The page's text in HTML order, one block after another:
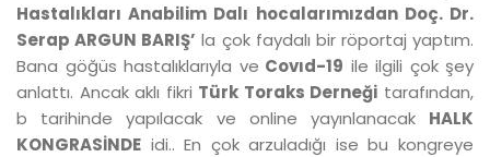
Hastalıkları Anabilim Dalı hocalarımızdan Doç. Dr.
Serap ARGUN BARIŞ’ la çok faydalı bir röportaj yaptım.
Bana göğüs hastalıklarıyla ve Covıd-19 ile ilgili çok şey
anlattı. Ancak aklı fikri Türk Toraks Derneği tarafından,
b tarihinde yapılacak ve online yayınlanacak HALK
KONGRASİNDE idi.. En çok arzuladığı ise bu kongreye